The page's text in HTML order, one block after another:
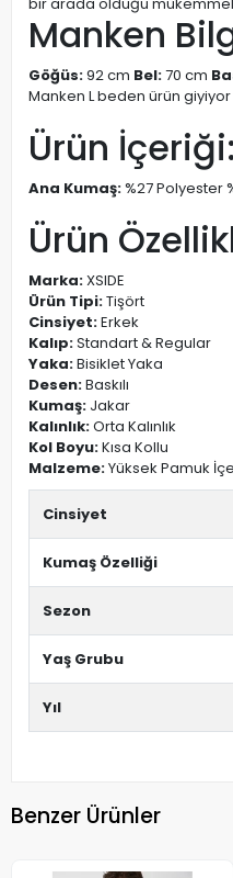
bir arada olduğu
Manken
Göğüs:92 cm Bel:70 cm
Manken L beden ürün giyiyor
Ürün İçeriği:
Ana Kumaş: %27 Polyester
Ürün
Marka:XSIDE
Ürün Tipi:Tişört
Cinsiyet:Erkek
Kalıp:Standart & Regular
Yaka:Bisiklet Yaka
Desen:Baskılı
Kumaş: Jakar
Kalınlık:Orta Kalınlık
Kol Boyu:Kısa Kollu
Malzeme:Yüksek Pamuk
Cinsiyet
Kumaş Özelliği
Sezon
Yaş Grubu
Yıl
Benzer Ürünler